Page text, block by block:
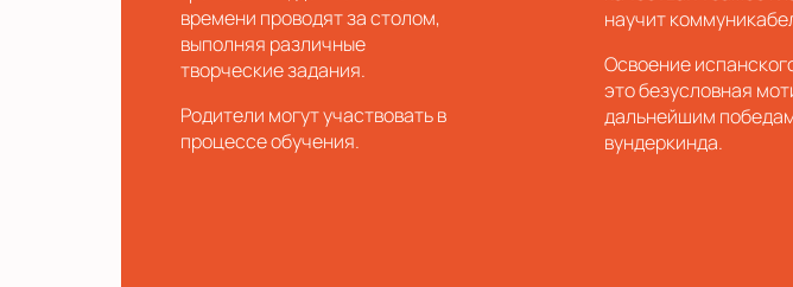
времени проводят за столом,
выполняя различные
творческие задания.
Родители могут участвовать в
процессе обучения.
научит
Освоение
это безусловная
дальнейшим
вундеркинда.